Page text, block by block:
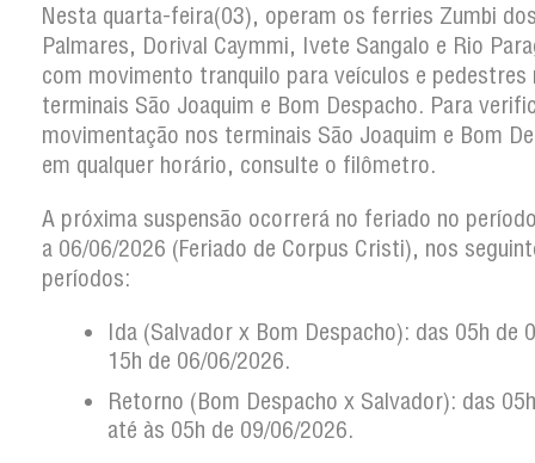
Nesta quarta-feira(03), operam os ferries Zumbi
Palmares, Dorival Caymmi, Ivete Sangalo e Rio
com movimento tranquilo para veículos e pedestres
terminais São Joaquim e Bom Despacho. Para
movimentação nos terminais São Joaquim e Bom
em qualquer horário, consulte o filômetro.
A próxima suspensão ocorrerá no feriado no
a 06/06/2026 (Feriado de Corpus Cristi), nos
períodos:
Ida (Salvador x Bom Despacho): das 05h de
15h de 06/06/2026.
Retorno (Bom Despacho x Salvador): das
até às 05h de 09/06/2026.